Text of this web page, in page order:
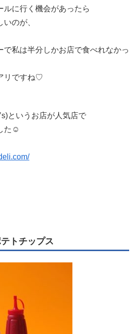
ルに行く機会があったら
のが、
で私は半分しかお店で食べれなかっ
リですね♡
というお店が人気店で
た☺
トチップス